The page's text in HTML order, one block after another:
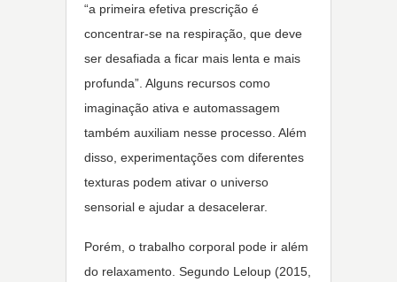
“a primeira efetiva prescrição é
concentrar-se na respiração, que deve
ser desafiada a ficar mais lenta e mais
profunda”. Alguns recursos como
imaginação ativa e automassagem
também auxiliam nesse processo. Além
disso, experimentações com diferentes
texturas podem ativar o universo
sensorial e ajudar a desacelerar.
Porém, o trabalho corporal pode ir além
do relaxamento. Segundo Leloup (2015,